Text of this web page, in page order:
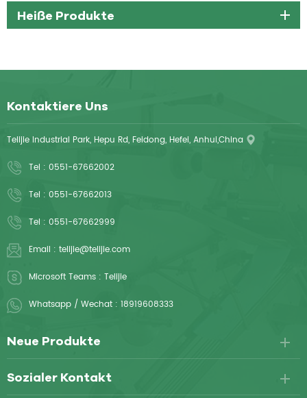
Heiße Produkte
Kontaktiere Uns
Telijie Industrial Park, Hepu Rd, Feidong, Hefei, Anhui,China
Tel : 0551-67662002
Tel : 0551-67662013
Tel : 0551-67662999
Email : telijie@telijie.com
Microsoft Teams : Telijie
Whatsapp / Wechat : 18919608333
Neue Produkte
Sozialer Kontakt